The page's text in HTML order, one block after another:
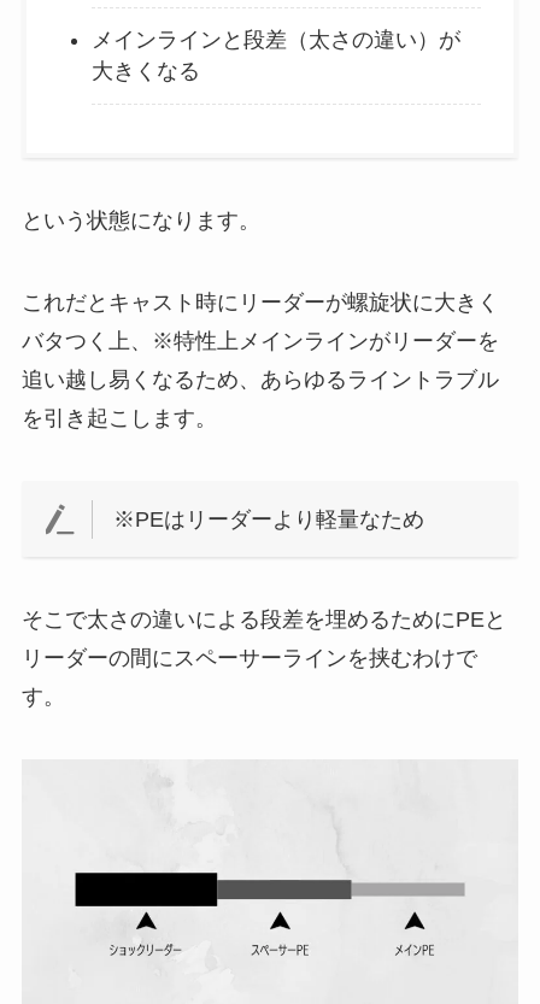
メインラインと段差（太さの違い）が
大きくなる
という状態になります。
これだとキャスト時にリーダーが螺旋状に大きく
バタつく上、※特性上メインラインがリーダーを
追い越し易くなるため、あらゆるライントラブル
を引き起こします。
※PEはリーダーより軽量なため
そこで太さの違いによる段差を埋めるためにPEと
リーダーの間にスペーサーラインを挟むわけで
す。